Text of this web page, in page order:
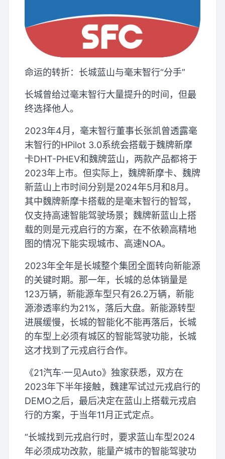
命运的转折：长城蓝山与毫末智行“分手”
长城曾给过毫末智行大量提升的时间，但最
终选择他人。
2023年4月，毫末智行董事长张凯曾透露毫
末智行的HPilot 3.0系统会搭载于魏牌新摩
卡DHT-PHEV和魏牌蓝山，两款产品都将于
2023年上市。但实际上，魏牌新摩卡、魏牌
新蓝山上市时间分别是2024年5月和8月。
其中魏牌新摩卡搭载的是毫末智行的智驾，
仅支持高速智能驾驶场景；魏牌新蓝山上搭
载的则是元戎启行的方案，在不依赖高精地
图的情况下能实现城市、高速NOA。
2023年全年是长城整个集团全面转向新能源
的关键时期。那一年，长城的总体销量是
123万辆，新能源车型只有26.2万辆，新能
源渗透率约为21%，落后大盘。新能源转型
进展缓慢，长城的智能化不能再落后，长城
的车型上必须有城区的智能驾驶功能，长城
这才找到了元戎启行合作。
《21汽车·一见Auto》独家获悉，双方在
2023年下半年接触，魏建军试过元戎启行的
DEMO之后，最后决定在蓝山上搭载元戎启
行的方案，于当年11月正式定点。
“长城找到元戎启行时，要求蓝山车型2024
年必须成功改款，能量产城市的智能驾驶功